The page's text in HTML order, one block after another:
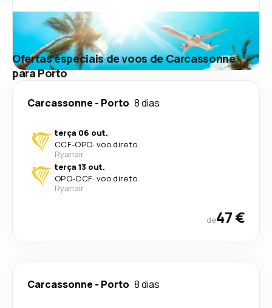
Ofertas especiais de voos de Carcassonne
para Porto
Carcassonne - Porto 8 dias
terça 06 out.
CCF-OPO· voo direto
Ryanair
terça 13 out.
OPO-CCF· voo direto
Ryanair
de47 €
Carcassonne - Porto 8 dias